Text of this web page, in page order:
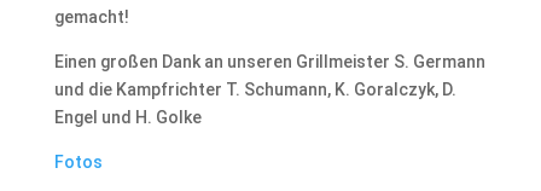
gemacht!
Einen großen Dank an unseren Grillmeister S. Germann
und die Kampfrichter T. Schumann, K. Goralczyk, D.
Engel und H. Golke
Fotos